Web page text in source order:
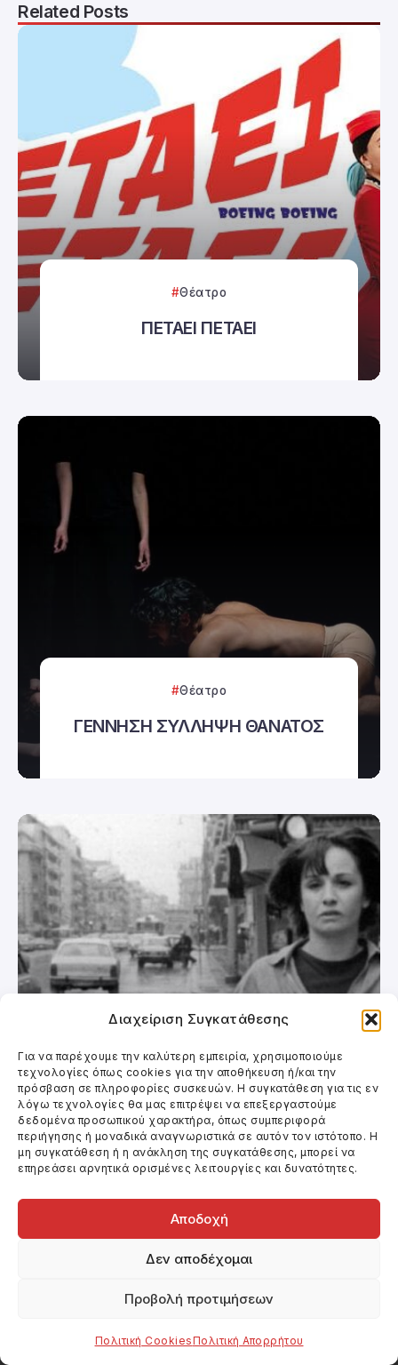
Διαχείριση Συγκατάθεσης
Για να παρέχουμε την καλύτερη εμπειρία, χρησιμοποιούμε
τεχνολογίες όπως cookies για την αποθήκευση ή/και την
πρόσβαση σε πληροφορίες συσκευών. Η συγκατάθεση για τις εν
λόγω τεχνολογίες θα μας επιτρέψει να επεξεργαστούμε
δεδομένα προσωπικού χαρακτήρα, όπως συμπεριφορά
περιήγησης ή μοναδικά αναγνωριστικά σε αυτόν τον ιστότοπο. Η
μη συγκατάθεση ή η ανάκληση της συγκατάθεσης, μπορεί να
επηρεάσει αρνητικά ορισμένες λειτουργίες και δυνατότητες.
Αποδοχή
Δεν αποδέχομαι
Προβολή προτιμήσεων
Πολιτική CookiesΠολιτική Απορρήτου
Related Posts
Θέατρο
ΠΕΤΑΕΙ ΠΕΤΑΕΙ
Θέατρο
ΓΕΝΝΗΣΗ ΣΥΛΛΗΨΗ ΘΑΝΑΤΟΣ
Κινηματογράφος
ΚΑΤΕΡΙΝΑ ΓΩΓΟΥ